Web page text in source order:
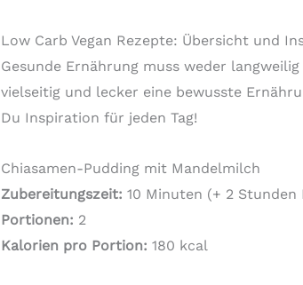
Low Carb Vegan Rezepte: Übersicht und
Gesunde Ernährung muss weder
vielseitig und lecker eine bewusste
Du Inspiration für jeden Tag!
Chiasamen-Pudding mit Mandelmilch
Zubereitungszeit: 10 Minuten (+ 2 Stunden
Portionen: 2
Kalorien pro Portion: 180 kcal